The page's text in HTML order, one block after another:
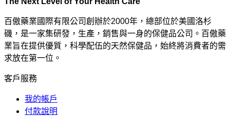
百傲藥業國際有限公司創辦於2000年，總部位於美國洛杉
磯，是一家集研發，生產，銷售與一身的保健品公司。百傲藥
業旨在提供優質，科學配伍的天然保健品，始終將消費者的需
求放在第一位。
客戶服務
我的帳戶
付款說明